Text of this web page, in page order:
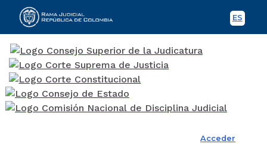
ES
Rama Judicial
Acceder